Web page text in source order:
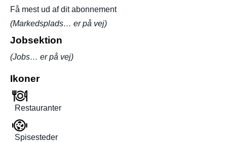
Få mest ud af dit abonnement
(Markedsplads… er på vej)
Jobsektion
(Jobs… er på vej)
Ikoner
Restauranter
Spisesteder